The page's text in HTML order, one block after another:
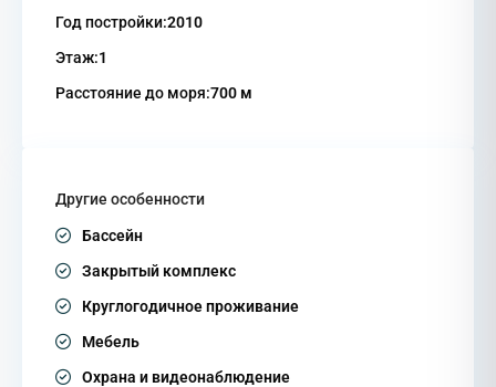
Год постройки:2010
Этаж:1
Расстояние до моря:700 м
Другие особенности
Бассейн
Закрытый комплекс
Круглогодичное проживание
Мебель
Охрана и видеонаблюдение